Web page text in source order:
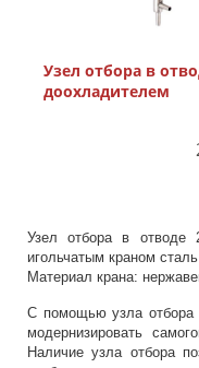
Узел отбора в
доохладителем
Узел отбора в
игольчатым краном
Материал крана:
С помощью узла отбора
модернизировать
Наличие узла отбора